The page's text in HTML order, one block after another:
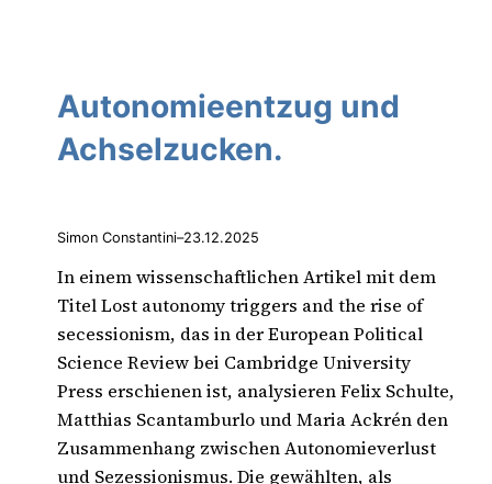
Autonomieentzug und
Achselzucken.
Simon Constantini–23.12.2025
In einem wissenschaftlichen Artikel mit dem
Titel Lost autonomy triggers and the rise of
secessionism, das in der European Political
Science Review bei Cambridge University
Press erschienen ist, analysieren Felix Schulte,
Matthias Scantamburlo und Maria Ackrén den
Zusammenhang zwischen Autonomieverlust
und Sezessionismus. Die gewählten, als